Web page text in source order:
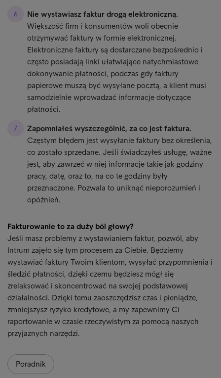
Nie wystawiasz faktur drogą elektroniczną.
Większość firm i konsumentów woli obecnie
otrzymywać faktury w formie elektronicznej.
Elektroniczne faktury są dostarczane bezpośrednio i
często posiadają linki ułatwiające natychmiastowe
dokonywanie płatności, podczas gdy faktury
papierowe muszą być wysyłane pocztą, a klient musi
samodzielnie wprowadzać informacje dotyczące
płatności.
Zapomniałeś wyszczególnić, za co jest faktura.
Częstym błędem jest wysyłanie faktury bez określenia,
co zostało sprzedane. Jeśli świadczyłeś usługę, ważne
jest, aby zawrzeć w niej informacje takie jak godziny
pracy, datę, oraz to, na co te godziny były
przeznaczone. Pozwala to uniknąć nieporozumień i
opóźnień.
Fakturowanie to za duży ból głowy?
Jeśli masz problemy z wystawianiem faktur, pozwól, aby
Intrum zajęło się tym procesem za Ciebie. Będziemy
wystawiać faktury Twoim klientom, wysyłać przypomnienia i
śledzić płatności, dzięki czemu będziesz mógł się
zrelaksować i skoncentrować na swojej podstawowej
działalności. Dzięki temu zaoszczędzisz czas i pieniądze,
zmniejszysz ryzyko kredytowe, a my zapewnimy Ci
raportowanie w czasie rzeczywistym za pomocą naszych
przyjaznych narzędzi.
Poradnik